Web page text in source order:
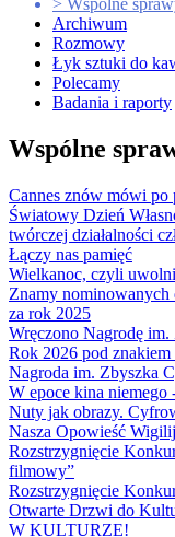
Archiwum
Rozmowy
Łyk sztuki do
Polecamy
Badania i raporty
Wspólne
Cannes znów mówi po
Światowy Dzień
twórczej działalności
Łączy nas pamięć
Wielkanoc, czyli
Znamy
za rok 2025
Wręczono Nagrodę im.
Rok 2026 pod
Nagroda im. Zbyszka
W epoce kina
Nuty jak obrazy.
Nasza Opowieść
Rozstrzygnięcie
filmowy”
Rozstrzygnięcie
Otwarte Drzwi do
W KULTURZE!